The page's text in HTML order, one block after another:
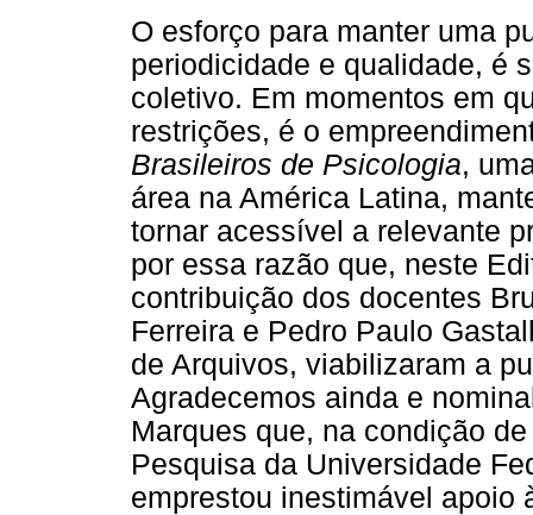
O esforço para manter uma
periodicidade e qualidade, é
coletivo. Em momentos em
restrições, é o
Brasileiros de Psicologia,
área na América Latina,
tornar acessível a relevante
por essa razão que, neste
contribuição dos docentes
Ferreira e Pedro Paulo
de Arquivos, viabilizaram a
Agradecemos ainda e
Marques que, na condição
Pesquisa da Universidade
emprestou inestimável apoio